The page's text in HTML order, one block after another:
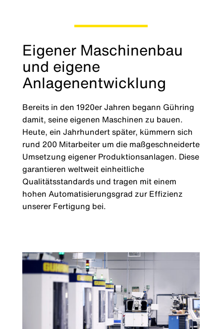
Eigener Maschinenbau
und eigene
Anlagenentwicklung
Bereits in den 1920er Jahren begann Gühring
damit, seine eigenen Maschinen zu bauen.
Heute, ein Jahrhundert später, kümmern sich
rund 200 Mitarbeiter um die maßgeschneiderte
Umsetzung eigener Produktionsanlagen. Diese
garantieren weltweit einheitliche
Qualitätsstandards und tragen mit einem
hohen Automatisierungsgrad zur Effizienz
unserer Fertigung bei.